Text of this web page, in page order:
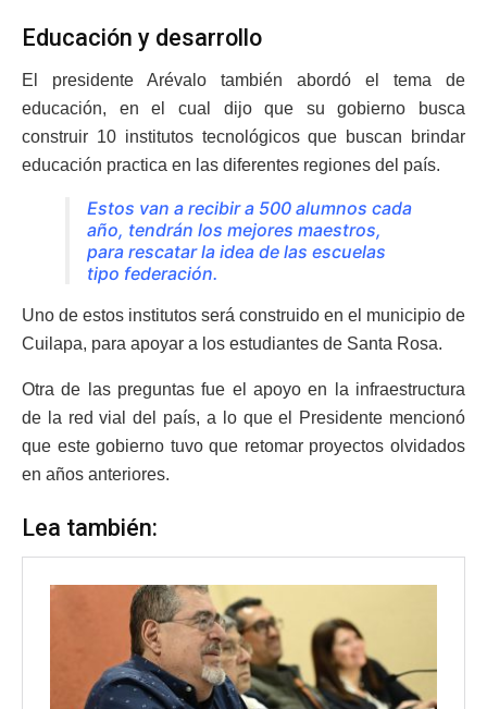
Educación y desarrollo
El presidente Arévalo también abordó el tema de
educación, en el cual dijo que su gobierno busca
construir 10 institutos tecnológicos que buscan brindar
educación practica en las diferentes regiones del país.
Estos van a recibir a 500 alumnos cada
año, tendrán los mejores maestros,
para rescatar la idea de las escuelas
tipo federación.
Uno de estos institutos será construido en el municipio de
Cuilapa, para apoyar a los estudiantes de Santa Rosa.
Otra de las preguntas fue el apoyo en la infraestructura
de la red vial del país, a lo que el Presidente mencionó
que este gobierno tuvo que retomar proyectos olvidados
en años anteriores.
Lea también: